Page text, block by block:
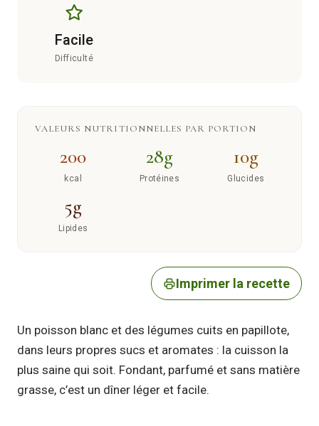
Facile
Difficulté
VALEURS NUTRITIONNELLES PAR PORTION
200
kcal
28g
Protéines
10g
Glucides
5g
Lipides
Imprimer la recette
Un poisson blanc et des légumes cuits en papillote,
dans leurs propres sucs et aromates : la cuisson la
plus saine qui soit. Fondant, parfumé et sans matière
grasse, c’est un dîner léger et facile.